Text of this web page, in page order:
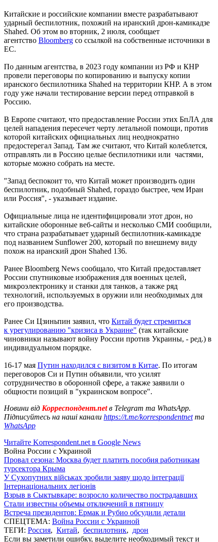
Китайские и российские компании вместе разрабатывают
ударный беспилотник, похожий на иранский дрон-камикадзе
Shahed. Об этом во вторник, 2 июля, сообщает
агентство Bloomberg со ссылкой на собственные источники в
ЕС.
По данным агентства, в 2023 году компании из РФ и КНР
провели переговоры по копированию и выпуску копии
иранского беспилотника Shahed на территории КНР. А в этом
году уже начали тестирование версии перед отправкой в ​​
Россию.
В Европе считают, что предоставление России этих БпЛА для
целей нападения пересечет черту летальной помощи, против
которой китайских официальных лиц неоднократно
предостерегал Запад. Там же считают, что Китай колеблется,
отправлять ли в Россию целые беспилотники или частями,
которые можно собрать на месте.
"Запад беспокоит то, что Китай может производить один
беспилотник, подобный Shahed, гораздо быстрее, чем Иран
или Россия", - указывает издание.
Официальные лица не идентифицировали этот дрон, но
китайские оборонные веб-сайты и несколько СМИ сообщили,
что страна разрабатывает ударный беспилотник-камикадзе
под названием Sunflower 200, который по внешнему виду
похож на иранский дрон Shahed 136.
Ранее Bloomberg News сообщало, что Китай предоставляет
России спутниковые изображения для военных целей,
микроэлектронику и станки для танков, а также ряд
технологий, используемых в оружии или необходимых для
его производства.
Ранее Си Цзиньпин заявил, что Китай будет стремиться
к урегулированию "кризиса в Украине" (так китайские
чиновники называют войну России против Украины, - ред.) в
индивидуальном порядке.
16-17 мая Путин находился с визитом в Китае. По итогам
переговоров Си и Путин объявили, что усилят
сотрудничество в оборонной сфере, а также заявили о
общности позиций в "украинском вопросе".
Новини від Корреспондент.netв Telegram та WhatsApp.
Підписуйтесь на наші канали https://t.me/korrespondentnetта
WhatsApp
Читайте Korrespondent.net в Google News
Война России с Украиной
Провал сезона: Москва будет платить пособия работникам
турсектора Крыма
У Сухопутних військах зробили заяву щодо інтеграції
Інтернаціональних легіонів
Взрыв в Сыктывкаре: возросло количество пострадавших
Стали известны объемы отключений в пятницу
Встреча президентов: Ермак и Рубио обсудили детали
СПЕЦТЕМА: Война России с Украиной
ТЕГИ: Россия, Китай, беспилотник, дрон
Если вы заметили ошибку, выделите необходимый текст и